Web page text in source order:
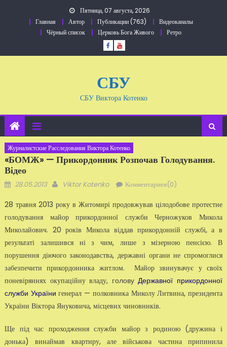
Пятница, 07 августа, 2026
Главная
Автор Публикации (763)
Видеоканалы
Чёрный список
Церковь Бога Живого Ретро
СБУ
СБУ Виктора Котенко
Журналистские Расследования Виктора Котенко
«БОМЖ» — Прикордонник Розпочав Голодування.
Відео
Добавлено
28.05.2013 Автор
Viktor Kotenko Комментариев(0)
28 травня 2013 року в Житомирі продовжував цілодобове протестне
голодування майор прикордонної служби Черножуков Микола
Миколайович. 20 років Микола віддав прикордонній службі, а в
результаті залишився ні з чим, лише з мізерною пенсією. В
порушення діючого законодавства, державні органи не спромоглися
забезпечити прикордонника житлом. Майор звинувачує у своїх
поневіряннях окупаційну владу, голову Державної прикордонної
служби України генерал — полковника Миколу Литвина, президента
України Віктора Януковича, місцевих чиновників.
Ще під час проходження служби майор з родиною (дружина і
донька) винаймав квартиру, але військова частина припинила